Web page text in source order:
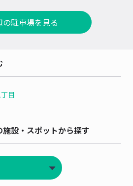
の駐車場を見る
目
設・スポットから探す